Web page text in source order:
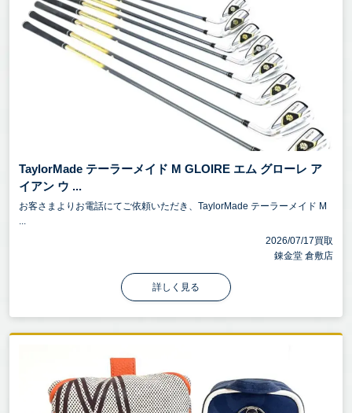
錬金堂は家具、家電、ブランド品、洋服、スポーツ
用品、アウトドア用品、楽器、小物、雑貨など、ど
んなジャンルでもOK！
壊れていても、古くても、放置していても、欠損・
欠品していても大丈夫！
まずは無料出張査定をご利用ください。プロの査定
員がご自宅までお伺いし、一点一点丁寧に査定いた
します。
他社で断られたお品物でも、当店なら思わぬ価格が
お値段がつかない場合でも、可能な限り引き取りさ
お申込みはお電話一本！お気軽に錬金堂へご相談く
TaylorMade テーラーメイド M GLOIRE エム グローレ ア
イアン ウ ...
お客さまよりお電話にてご依頼いただき、TaylorMade テーラーメイド M
2026/07/17買取
錬金堂 倉敷店
詳しく見る